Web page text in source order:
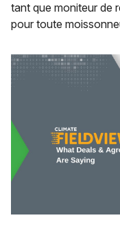
tant que moniteur de
pour toute